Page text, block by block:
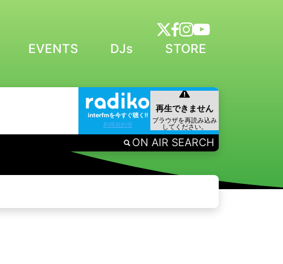
EVENTS DJs STORE
interfmを今すぐ聴く!!
利用規約等
ON AIR SEARCH